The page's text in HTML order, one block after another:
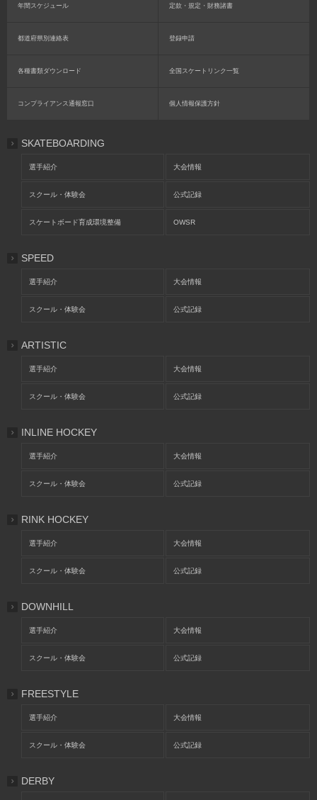
年間スケジュール 定款・規定・財務諸書
都道府県別連絡表 登録申請
各種書類ダウンロード 全国スケートリンク一覧
コンプライアンス通報窓口 個人情報保護方針
SKATEBOARDING
選手紹介 大会情報
スクール・体験会 公式記録
スケートボード育成環境整備 OWSR
SPEED
選手紹介 大会情報
スクール・体験会 公式記録
ARTISTIC
選手紹介 大会情報
スクール・体験会 公式記録
INLINE HOCKEY
選手紹介 大会情報
スクール・体験会 公式記録
RINK HOCKEY
選手紹介 大会情報
スクール・体験会 公式記録
DOWNHILL
選手紹介 大会情報
スクール・体験会 公式記録
FREESTYLE
選手紹介 大会情報
スクール・体験会 公式記録
DERBY